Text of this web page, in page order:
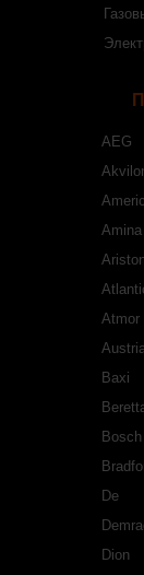
AEG
Amina
Atmor
Baxi
Bosch
De
Dion